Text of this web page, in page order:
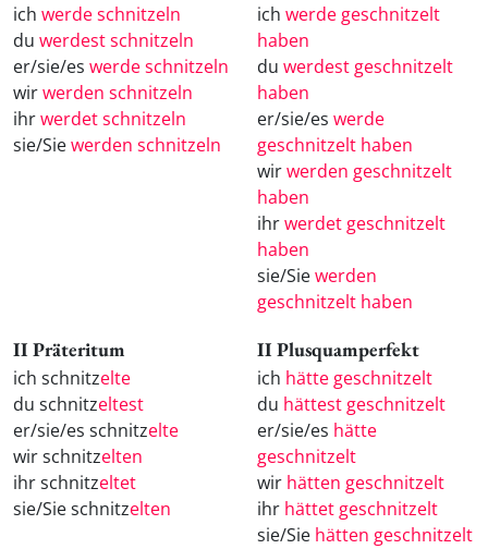
ich werde schnitzeln
du werdest schnitzeln
er/sie/es werde schnitzeln
wirwerden schnitzeln
ihrwerdet schnitzeln
sie/Siewerden schnitzeln
ich werde geschnitzelt
haben
du werdest geschnitzelt
haben
er/sie/es werde
geschnitzelt haben
wirwerden geschnitzelt
haben
ihrwerdet geschnitzelt
haben
sie/Siewerden
geschnitzelt haben
II Präteritum
ich schnitzelte
du schnitzeltest
er/sie/es schnitzelte
wir schnitzelten
ihr schnitzeltet
sie/Sie schnitzelten
II Plusquamperfekt
ich hätte geschnitzelt
du hättest geschnitzelt
er/sie/es hätte
geschnitzelt
wir hätten geschnitzelt
ihr hättet geschnitzelt
sie/Sie hätten geschnitzelt